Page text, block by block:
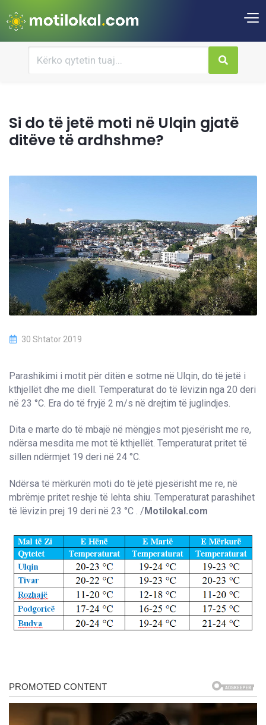
Si do të jetë moti në Ulqin gjatë
ditëve të ardhshme?
30 Shtator 2019
Parashikimi i motit për ditën e sotme në Ulqin, do të jetë i
kthjellët dhe me diell. Temperaturat do të lëvizin nga 20 deri
në 23 °C. Era do të fryjë 2 m/s në drejtim të juglindjes.
Dita e marte do të mbajë në mëngjes mot pjesërisht me re,
ndërsa mesdita me mot të kthjellët. Temperaturat pritet të
sillen ndërmjet 19 deri në 24 °C.
Ndërsa të mërkurën moti do të jetë pjesërisht me re, në
mbrëmje pritet reshje të lehta shiu. Temperaturat parashihet
të lëvizin prej 19 deri në 23 °C . /Motilokal.com